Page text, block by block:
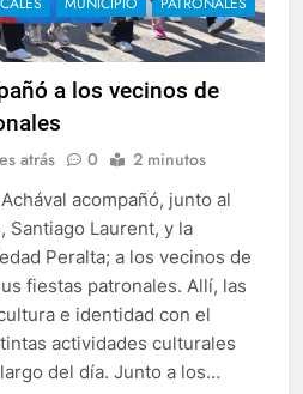
a los vecinos de
atrás 0 2 minutos
acompañó, junto al
Santiago Laurent, y la
Peralta; a los vecinos de
fiestas patronales. Allí, las
e identidad con el
actividades culturales
del día. Junto a los…